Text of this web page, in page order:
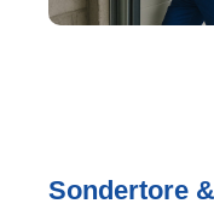
Sondertore